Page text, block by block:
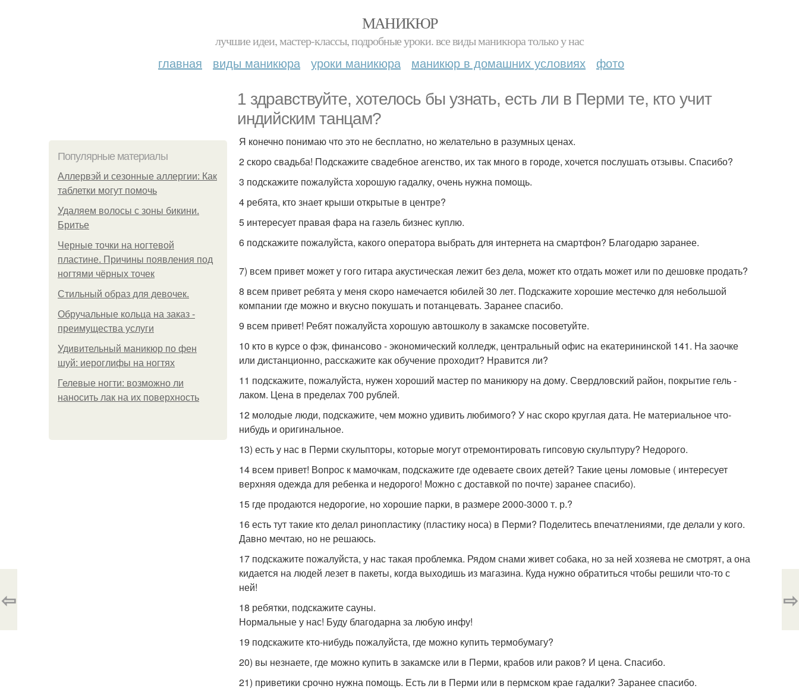
МАНИКЮР
лучшие идеи, мастер-классы, подробные уроки. все виды маникюра только у нас
главная виды маникюра уроки маникюра маникюр в домашних условиях фото
1 здравствуйте, хотелось бы узнать, есть ли в Перми те, кто учит
индийским танцам?
Популярные материалы
Аллервэй и сезонные аллергии: Как
таблетки могут помочь
Удаляем волосы с зоны бикини.
Бритье
Черные точки на ногтевой
пластине. Причины появления под
ногтями чёрных точек
Стильный образ для девочек.
Обручальные кольца на заказ -
преимущества услуги
Удивительный маникюр по фен
шуй: иероглифы на ногтях
Гелевые ногти: возможно ли
наносить лак на их поверхность
Я конечно понимаю что это не бесплатно, но желательно в разумных ценах.
2 скоро свадьба! Подскажите свадебное агенство, их так много в городе, хочется послушать отзывы. Спасибо?
3 подскажите пожалуйста хорошую гадалку, очень нужна помощь.
4 ребята, кто знает крыши открытые в центре?
5 интересует правая фара на газель бизнес куплю.
6 подскажите пожалуйста, какого оператора выбрать для интернета на смартфон? Благодарю заранее.
7) всем привет может у гого гитара акустическая лежит без дела, может кто отдать может или по дешовке продать?
8 всем привет ребята у меня скоро намечается юбилей 30 лет. Подскажите хорошие местечко для небольшой
компании где можно и вкусно покушать и потанцевать. Заранее спасибо.
9 всем привет! Ребят пожалуйста хорошую автошколу в закамске посоветуйте.
10 кто в курсе о фэк, финансово - экономический колледж, центральный офис на екатерининской 141. На заочке
или дистанционно, расскажите как обучение проходит? Нравится ли?
11 подскажите, пожалуйста, нужен хороший мастер по маникюру на дому. Свердловский район, покрытие гель -
лаком. Цена в пределах 700 рублей.
12 молодые люди, подскажите, чем можно удивить любимого? У нас скоро круглая дата. Не материальное что-
нибудь и оригинальное.
13) есть у нас в Перми скульпторы, которые могут отремонтировать гипсовую скульптуру? Недорого.
14 всем привет! Вопрос к мамочкам, подскажите где одеваете своих детей? Такие цены ломовые ( интересует
верхняя одежда для ребенка и недорого! Можно с доставкой по почте) заранее спасибо).
15 где продаются недорогие, но хорошие парки, в размере 2000-3000 т. р.?
16 есть тут такие кто делал ринопластику (пластику носа) в Перми? Поделитесь впечатлениями, где делали у кого.
Давно мечтаю, но не решаюсь.
17 подскажите пожалуйста, у нас такая проблемка. Рядом снами живет собака, но за ней хозяева не смотрят, а она
кидается на людей лезет в пакеты, когда выходишь из магазина. Куда нужно обратиться чтобы решили что-то с
ней!
18 ребятки, подскажите сауны.
Нормальные у нас! Буду благодарна за любую инфу!
19 подскажите кто-нибудь пожалуйста, где можно купить термобумагу?
20) вы незнаете, где можно купить в закамске или в Перми, крабов или раков? И цена. Спасибо.
21) приветики срочно нужна помощь. Есть ли в Перми или в пермском крае гадалки? Заранее спасибо.
⇦ ⇨